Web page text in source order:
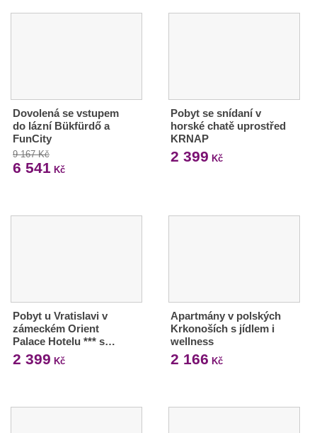
Dovolená se vstupem
do lázní Bükfürdő a
FunCity
9 167 Kč
6 541 Kč
Pobyt se snídaní v
horské chatě uprostřed
KRNAP
2 399 Kč
Pobyt u Vratislavi v
zámeckém Orient
Palace Hotelu *** s…
2 399 Kč
Apartmány v polských
Krkonoších s jídlem i
wellness
2 166 Kč